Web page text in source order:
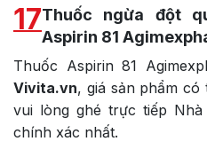
17Thuốc ngừa đột
Aspirin 81
Thuốc Aspirin 81
Vivita.vn, giá sản phẩm
vui lòng ghé trực tiếp
chính xác nhất.